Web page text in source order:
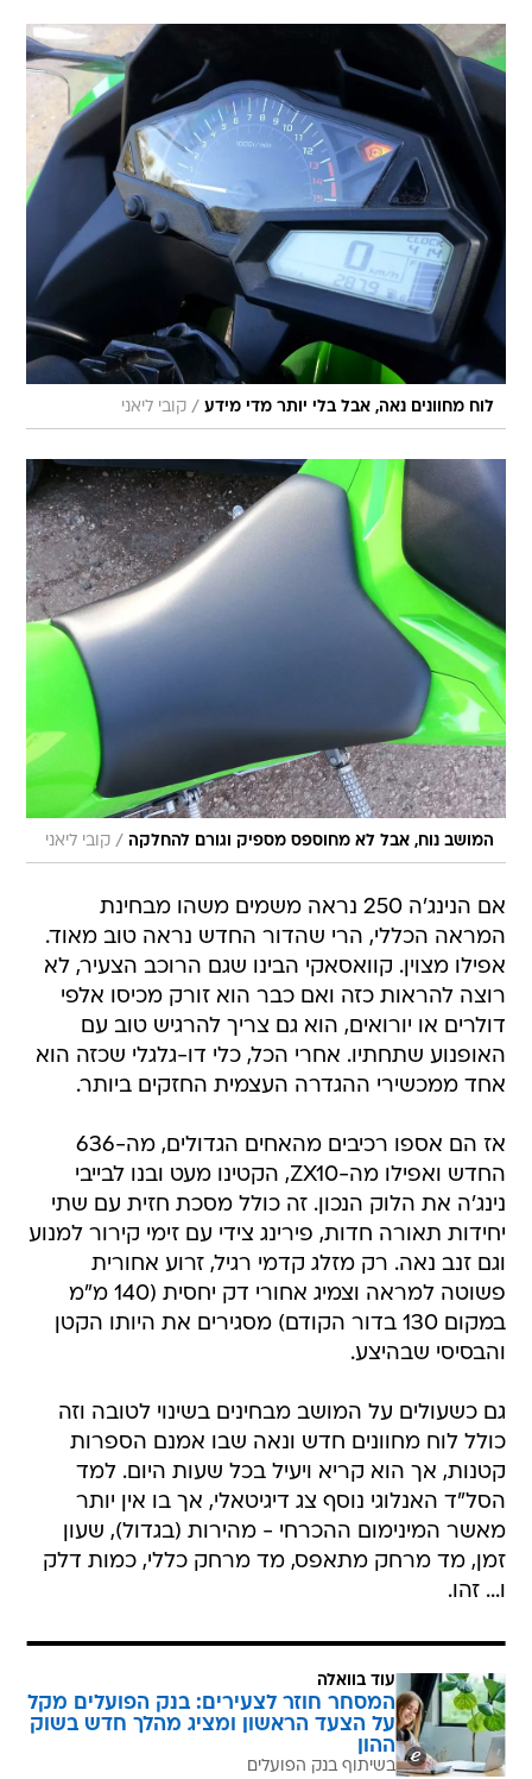
לוח מחוונים נאה, אבל בלי יותר מדי מידע / קובי ליאני
המושב נוח, אבל לא מחוספס מספיק וגורם להחלקה / קובי ליאני
אם הנינג'ה 250 נראה משמים משהו מבחינת
המראה הכללי, הרי שהדור החדש נראה טוב מאוד.
אפילו מצוין. קוואסאקי הבינו שגם הרוכב הצעיר, לא
רוצה להראות כזה ואם כבר הוא זורק מכיסו אלפי
דולרים או יורואים, הוא גם צריך להרגיש טוב עם
האופנוע שתחתיו. אחרי הכל, כלי דו-גלגלי שכזה הוא
אחד ממכשירי ההגדרה העצמית החזקים ביותר.
אז הם אספו רכיבים מהאחים הגדולים, מה-636
החדש ואפילו מה-ZX10, הקטינו מעט ובנו לבייבי
נינג'ה את הלוק הנכון. זה כולל מסכת חזית עם שתי
יחידות תאורה חדות, פירינג צידי עם זימי קירור למנוע
וגם זנב נאה. רק מזלג קדמי רגיל, זרוע אחורית
פשוטה למראה וצמיג אחורי דק יחסית (140 מ"מ
במקום 130 בדור הקודם) מסגירים את היותו הקטן
והבסיסי שבהיצע.
גם כשעולים על המושב מבחינים בשינוי לטובה וזה
כולל לוח מחוונים חדש ונאה שבו אמנם הספרות
קטנות, אך הוא קריא ויעיל בכל שעות היום. למד
הסל"ד האנלוגי נוסף צג דיגיטאלי, אך בו אין יותר
מאשר המינימום ההכרחי - מהירות (בגדול), שעון
זמן, מד מרחק מתאפס, מד מרחק כללי, כמות דלק
ו... זהו.
עוד בוואלה
המסחר חוזר לצעירים: בנק הפועלים מקל
על הצעד הראשון ומציג מהלך חדש בשוק
ההון
בשיתוף בנק הפועלים